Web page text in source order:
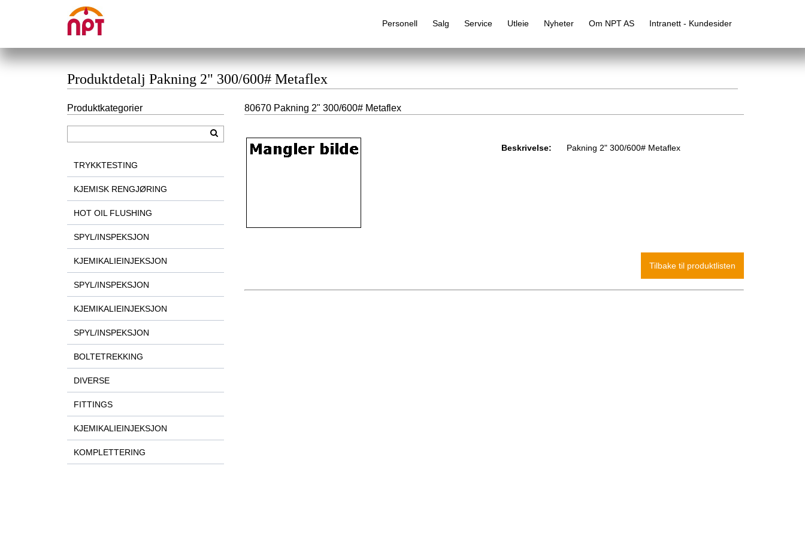
Personell Salg Service Utleie Nyheter Om NPT AS Intranett - Kundesider
Produktdetalj Pakning 2" 300/600# Metaflex
80670 Pakning 2" 300/600# Metaflex
Beskrivelse: Pakning 2" 300/600# Metaflex
Produktkategorier
TRYKKTESTING
KJEMISK RENGJØRING
HOT OIL FLUSHING
SPYL/INSPEKSJON
KJEMIKALIEINJEKSJON
SPYL/INSPEKSJON
KJEMIKALIEINJEKSJON
SPYL/INSPEKSJON
BOLTETREKKING
DIVERSE
FITTINGS
KJEMIKALIEINJEKSJON
KOMPLETTERING